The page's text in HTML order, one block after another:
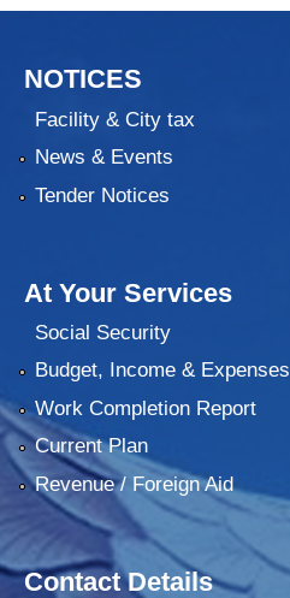
NOTICES
Facility & City tax
News & Events
Tender Notices
At Your Services
Social Security
Budget, Income & Expenses
Work Completion Report
Current Plan
Revenue / Foreign Aid
Contact Details